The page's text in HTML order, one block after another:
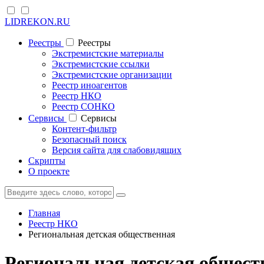
LIDREKON.RU
Реестры
Реестры
Экстремистские материалы
Экстремистские ссылки
Экстремистские организации
Реестр иноагентов
Реестр НКО
Реестр СОНКО
Cервисы
Cервисы
Контент-фильтр
Безопасный поиск
Версия сайта для слабовидящих
Скрипты
О проекте
Главная
Реестр НКО
Региональная детская общественная